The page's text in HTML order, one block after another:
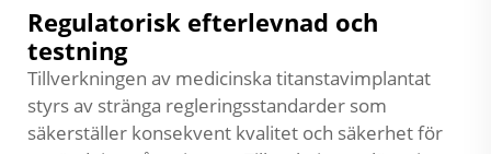
Regulatorisk efterlevnad och
testning
Tillverkningen av medicinska titanstavimplantat
styrs av stränga regleringsstandarder som
säkerställer konsekvent kvalitet och säkerhet för